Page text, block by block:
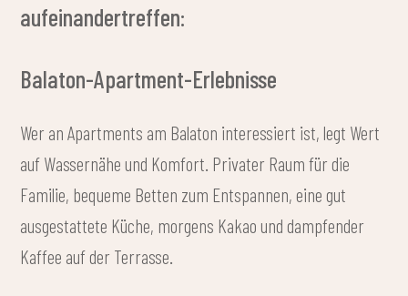
aufeinandertreffen:
Balaton-Apartment-Erlebnisse
Wer an Apartments am Balaton interessiert ist, legt Wert
auf Wasser­nähe und Komfort. Privater Raum für die
Familie, bequeme Betten zum Entspannen, eine gut
ausgestattete Küche, morgens Kakao und dampfender
Kaffee auf der Terrasse.